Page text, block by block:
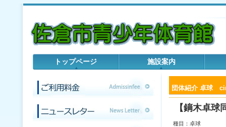
団体紹介 卓球
【鏑木卓球
種目：卓球
トップページ 施設案内